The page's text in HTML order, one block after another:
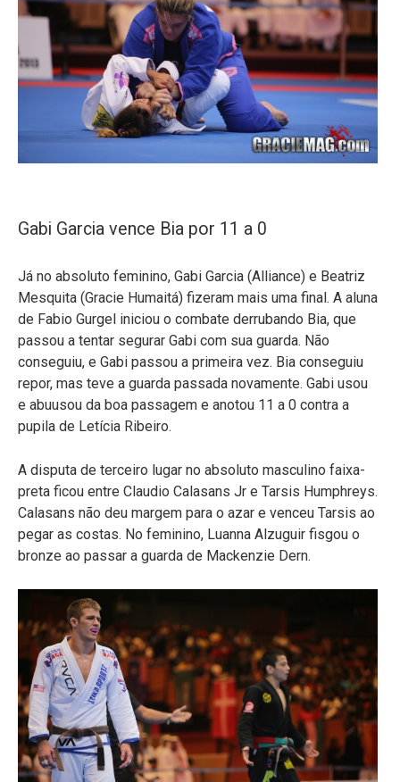
Gabi Garcia vence Bia por 11 a 0
Já no absoluto feminino, Gabi Garcia (Alliance) e Beatriz
Mesquita (Gracie Humaitá) fizeram mais uma final. A aluna
de Fabio Gurgel iniciou o combate derrubando Bia, que
passou a tentar segurar Gabi com sua guarda. Não
conseguiu, e Gabi passou a primeira vez. Bia conseguiu
repor, mas teve a guarda passada novamente. Gabi usou
e abuusou da boa passagem e anotou 11 a 0 contra a
pupila de Letícia Ribeiro.
A disputa de terceiro lugar no absoluto masculino faixa-
preta ficou entre Claudio Calasans Jr e Tarsis Humphreys.
Calasans não deu margem para o azar e venceu Tarsis ao
pegar as costas. No feminino, Luanna Alzuguir fisgou o
bronze ao passar a guarda de Mackenzie Dern.